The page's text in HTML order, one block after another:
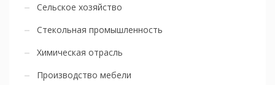
Сельское хозяйство
Стекольная промышленность
Химическая отрасль
Производство мебели